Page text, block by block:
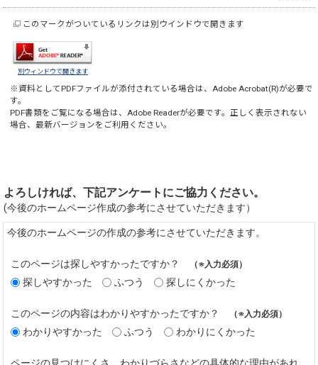
このマークがついているリンクは別ウインドウで開きます
別ウィンドウで開きます
※資料としてPDFファイルが添付されている場合は、Adobe Acrobat(R)が必要で
す。
PDF書類をご覧になる場合は、Adobe Readerが必要です。正しく表示されない
場合、最新バージョンをご利用ください。